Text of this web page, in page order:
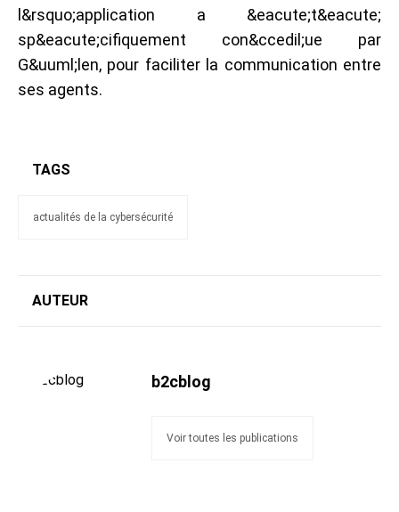
l&rsquo;application a &eacute;t&eacute;
sp&eacute;cifiquement con&ccedil;ue par
G&uuml;len, pour faciliter la communication entre
ses agents.
TAGS
actualités de la cybersécurité
AUTEUR
b2cblog
Voir toutes les publications